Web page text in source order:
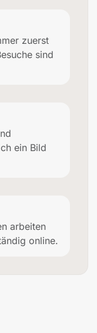
zuerst
sind
ein Bild
arbeiten
online.